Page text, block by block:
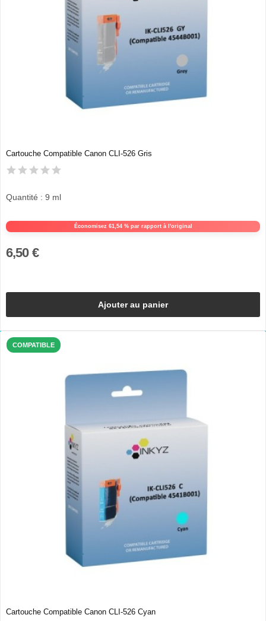
Cartouche Compatible Canon CLI-526 Gris
Économisez 61,54 % par rapport à l'original
Quantité : 9 ml
6,50 €
Ajouter au panier
COMPATIBLE
Cartouche Compatible Canon CLI-526 Cyan